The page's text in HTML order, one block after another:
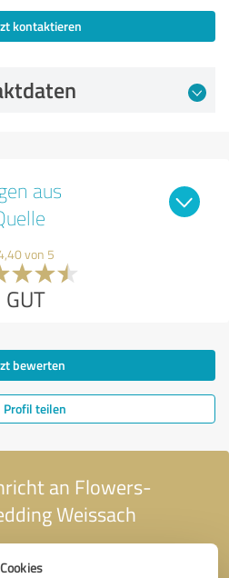
kontaktieren
aus
von 5
GUT
bewerten
Profil teilen
an Flowers-
Weissach